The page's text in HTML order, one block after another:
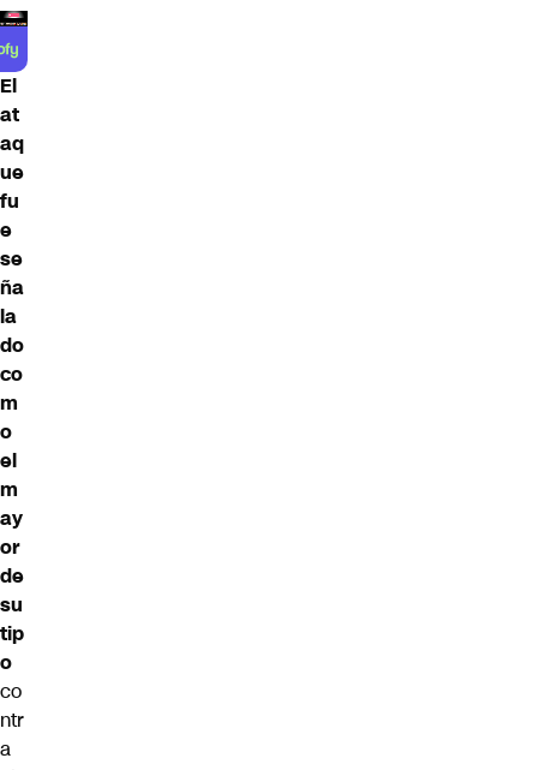
El
at
aq
ue
fu
e
se
ña
la
do
co
m
o
el
m
ay
or
de
su
tip
o
co
ntr
a